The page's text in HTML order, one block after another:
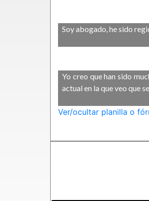
Soy abogado, he sido
Yo creo que han sido
actual en la que veo que
Ver/ocultar planilla o